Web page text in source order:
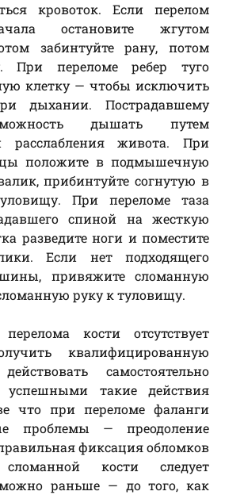
кровоток. Если перелом
остановите жгутом
забинтуйте рану, потом
При переломе ребер туго
клетку — чтобы исключить
дыхании. Пострадавшему
дышать путем
живота. При
положите в подмышечную
прибинтуйте согнутую в
При переломе таза
спиной на жесткую
разведите ноги и поместите
Если нет подходящего
привяжите сломанную
руку к туловищу.
кости отсутствует
квалифицированную
самостоятельно
успешными такие действия
что при переломе фаланги
проблемы — преодоление
фиксация обломков
кости следует
раньше — до того, как